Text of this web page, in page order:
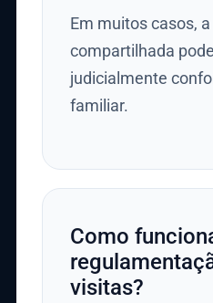
Em muitos casos,
compartilhada
judicialmente
familiar.
Como
visitas?